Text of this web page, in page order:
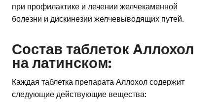
при профилактике и лечении желчекаменной
болезни и дискинезии желчевыводящих путей.
Состав таблеток Аллохол
на латинском:
Каждая таблетка препарата Аллохол содержит
следующие действующие вещества: